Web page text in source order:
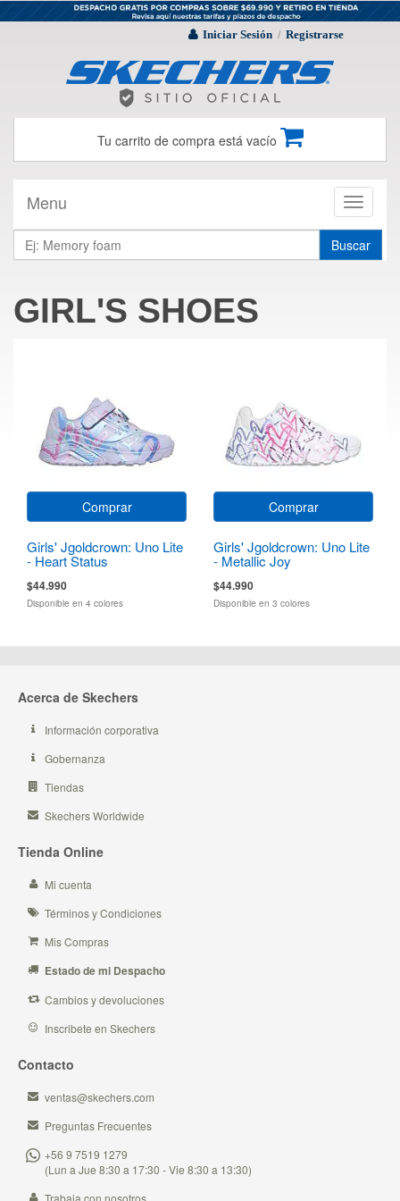
Iniciar Sesión / Registrarse
Tu carrito de compra está vacío
Toggle
Menu
Buscar
GIRL'S SHOES
Comprar
Girls' Jgoldcrown: Uno Lite
- Heart Status
$44.990
Disponible en 4 colores
Comprar
Girls' Jgoldcrown: Uno Lite
- Metallic Joy
$44.990
Disponible en 3 colores
Acerca de Skechers
Información corporativa
Gobernanza
Tiendas
Skechers Worldwide
Tienda Online
Mi cuenta
Términos y Condiciones
Mis Compras
Estado de mi Despacho
Cambios y devoluciones
Inscribete en Skechers
Contacto
ventas@skechers.com
Preguntas Frecuentes
+56 9 7519 1279
(Lun a Jue 8:30 a 17:30 - Vie 8:30 a 13:30)
Trabaja con nosotros